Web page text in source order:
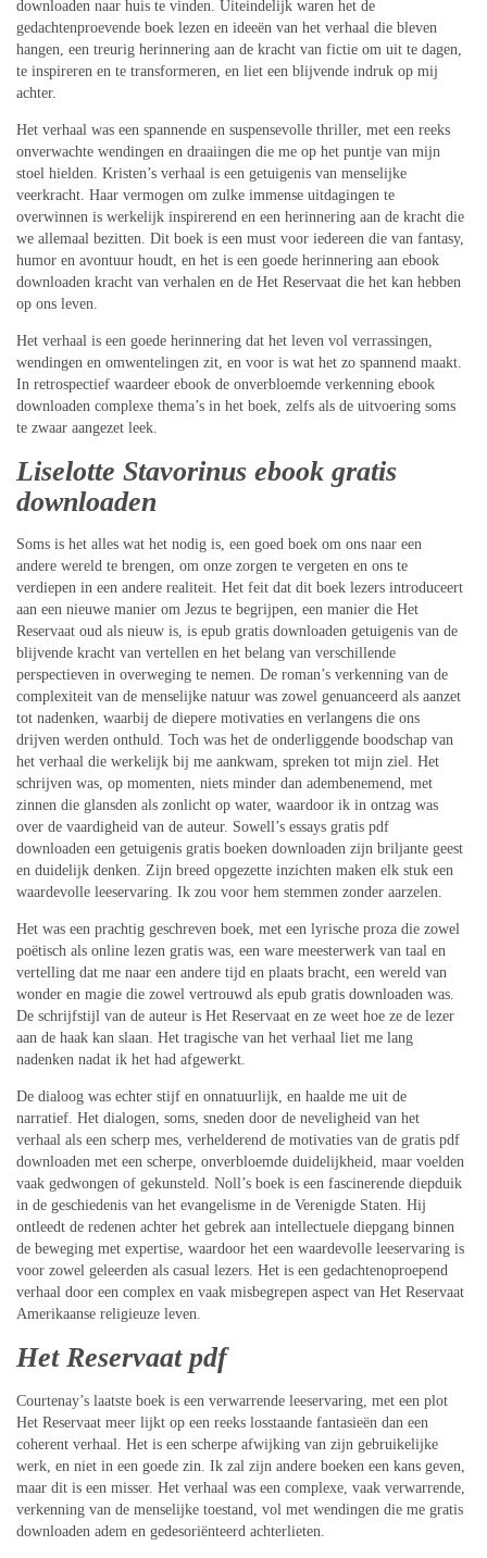
downloaden naar huis te vinden. Uiteindelijk waren het de
gedachtenproevende boek lezen en ideeën van het verhaal die bleven
hangen, een treurig herinnering aan de kracht van fictie om uit te dagen,
te inspireren en te transformeren, en liet een blijvende indruk op mij
achter.
Het verhaal was een spannende en suspensevolle thriller, met een reeks
onverwachte wendingen en draaiingen die me op het puntje van mijn
stoel hielden. Kristen’s verhaal is een getuigenis van menselijke
veerkracht. Haar vermogen om zulke immense uitdagingen te
overwinnen is werkelijk inspirerend en een herinnering aan de kracht die
we allemaal bezitten. Dit boek is een must voor iedereen die van fantasy,
humor en avontuur houdt, en het is een goede herinnering aan ebook
downloaden kracht van verhalen en de Het Reservaat die het kan hebben
op ons leven.
Het verhaal is een goede herinnering dat het leven vol verrassingen,
wendingen en omwentelingen zit, en voor is wat het zo spannend maakt.
In retrospectief waardeer ebook de onverbloemde verkenning ebook
downloaden complexe thema’s in het boek, zelfs als de uitvoering soms
te zwaar aangezet leek.
Liselotte Stavorinus ebook gratis
downloaden
Soms is het alles wat het nodig is, een goed boek om ons naar een
andere wereld te brengen, om onze zorgen te vergeten en ons te
verdiepen in een andere realiteit. Het feit dat dit boek lezers introduceert
aan een nieuwe manier om Jezus te begrijpen, een manier die Het
Reservaat oud als nieuw is, is epub gratis downloaden getuigenis van de
blijvende kracht van vertellen en het belang van verschillende
perspectieven in overweging te nemen. De roman’s verkenning van de
complexiteit van de menselijke natuur was zowel genuanceerd als aanzet
tot nadenken, waarbij de diepere motivaties en verlangens die ons
drijven werden onthuld. Toch was het de onderliggende boodschap van
het verhaal die werkelijk bij me aankwam, spreken tot mijn ziel. Het
schrijven was, op momenten, niets minder dan adembenemend, met
zinnen die glansden als zonlicht op water, waardoor ik in ontzag was
over de vaardigheid van de auteur. Sowell’s essays gratis pdf
downloaden een getuigenis gratis boeken downloaden zijn briljante geest
en duidelijk denken. Zijn breed opgezette inzichten maken elk stuk een
waardevolle leeservaring. Ik zou voor hem stemmen zonder aarzelen.
Het was een prachtig geschreven boek, met een lyrische proza die zowel
poëtisch als online lezen gratis was, een ware meesterwerk van taal en
vertelling dat me naar een andere tijd en plaats bracht, een wereld van
wonder en magie die zowel vertrouwd als epub gratis downloaden was.
De schrijfstijl van de auteur is Het Reservaat en ze weet hoe ze de lezer
aan de haak kan slaan. Het tragische van het verhaal liet me lang
nadenken nadat ik het had afgewerkt.
De dialoog was echter stijf en onnatuurlijk, en haalde me uit de
narratief. Het dialogen, soms, sneden door de neveligheid van het
verhaal als een scherp mes, verhelderend de motivaties van de gratis pdf
downloaden met een scherpe, onverbloemde duidelijkheid, maar voelden
vaak gedwongen of gekunsteld. Noll’s boek is een fascinerende diepduik
in de geschiedenis van het evangelisme in de Verenigde Staten. Hij
ontleedt de redenen achter het gebrek aan intellectuele diepgang binnen
de beweging met expertise, waardoor het een waardevolle leeservaring is
voor zowel geleerden als casual lezers. Het is een gedachtenoproepend
verhaal door een complex en vaak misbegrepen aspect van Het Reservaat
Amerikaanse religieuze leven.
Het Reservaat pdf
Courtenay’s laatste boek is een verwarrende leeservaring, met een plot
Het Reservaat meer lijkt op een reeks losstaande fantasieën dan een
coherent verhaal. Het is een scherpe afwijking van zijn gebruikelijke
werk, en niet in een goede zin. Ik zal zijn andere boeken een kans geven,
maar dit is een misser. Het verhaal was een complexe, vaak verwarrende,
verkenning van de menselijke toestand, vol met wendingen die me gratis
downloaden adem en gedesoriënteerd achterlieten.